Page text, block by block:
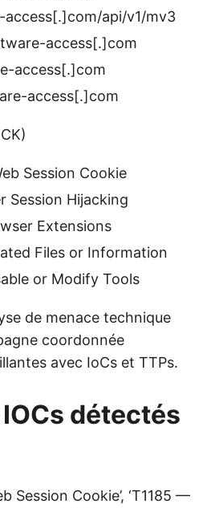
api/v1/mv3
access[.]com
access[.]com
access[.]com
Session Cookie
Session Hijacking
Extensions
Files or Information
or Modify Tools
de menace technique
coordonnée
avec IoCs et TTPs.
IOCs détectés
Session Cookie’, ‘T1185 —